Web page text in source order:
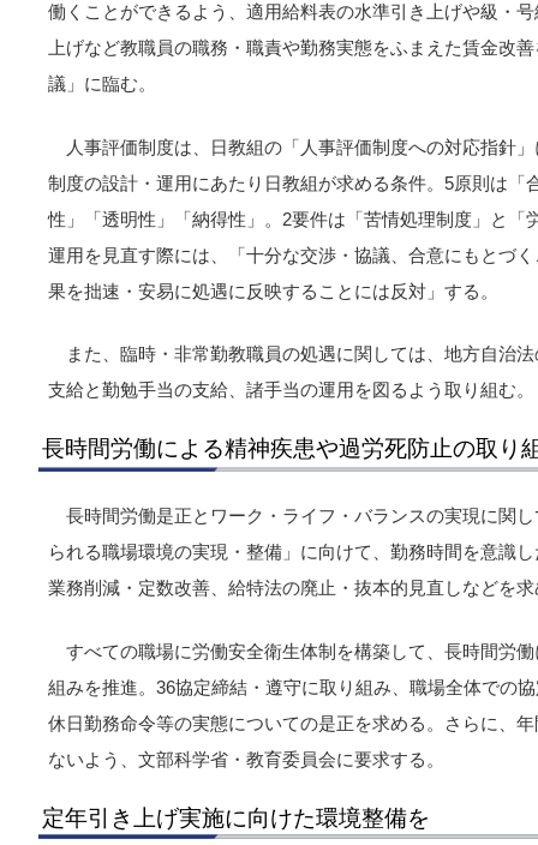
働くことができるよう、適用給料表の水準引き上げや級・
上げなど教職員の職務・職責や勤務実態をふまえた賃金改
議」に臨む。
人事評価制度は、日教組の「人事評価制度への対応指針
制度の設計・運用にあたり日教組が求める条件。5原則は「
性」「透明性」「納得性」。2要件は「苦情処理制度」と「
運用を見直す際には、「十分な交渉・協議、合意にもとづ
果を拙速・安易に処遇に反映することには反対」する。
また、臨時・非常勤教職員の処遇に関しては、地方自治
支給と勤勉手当の支給、諸手当の運用を図るよう取り組む。
長時間労働による精神疾患や過労死防止の取り
長時間労働是正とワーク・ライフ・バランスの実現に関
られる職場環境の実現・整備」に向けて、勤務時間を意識
業務削減・定数改善、給特法の廃止・抜本的見直しなどを
すべての職場に労働安全衛生体制を構築して、長時間労
組みを推進。36協定締結・遵守に取り組み、職場全体での
休日勤務命令等の実態についての是正を求める。さらに、
ないよう、文部科学省・教育委員会に要求する。
定年引き上げ実施に向けた環境整備を